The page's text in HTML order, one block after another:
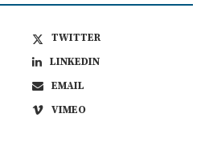
TWITTER
LINKEDIN
EMAIL
VIMEO